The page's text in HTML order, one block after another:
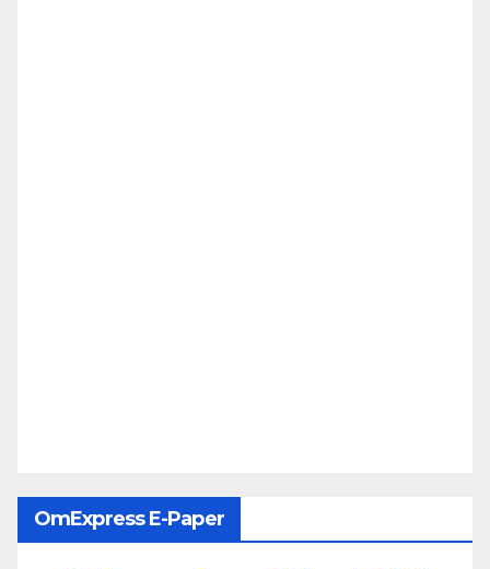
OmExpress E-Paper